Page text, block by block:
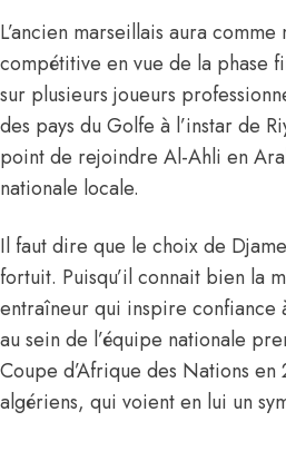
L’ancien marseillais aura
compétitive en vue de la phase
sur plusieurs joueurs
des pays du Golfe à l’instar de
point de rejoindre Al-Ahli en
nationale locale.
Il faut dire que le choix de
fortuit. Puisqu’il connait bien la
entraîneur qui inspire confiance
au sein de l’équipe nationale
Coupe d’Afrique des Nations
algériens, qui voient en lui un